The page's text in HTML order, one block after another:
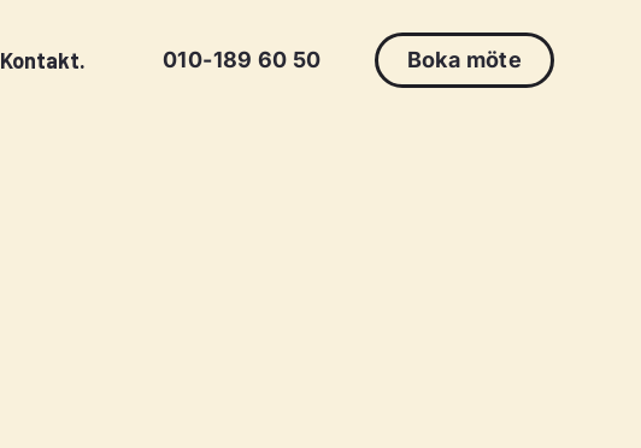
Kontakt. 010-189 60 50 Boka möte